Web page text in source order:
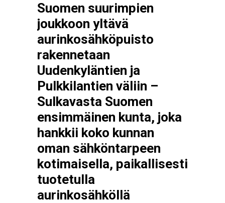
Suomen suurimpien
joukkoon yltävä
aurinkosähköpuisto
rakennetaan
Uudenkyläntien ja
Pulkkilantien väliin –
Sulkavasta Suomen
ensimmäinen kunta, joka
hankkii koko kunnan
oman sähköntarpeen
kotimaisella, paikallisesti
tuotetulla
aurinkosähköllä